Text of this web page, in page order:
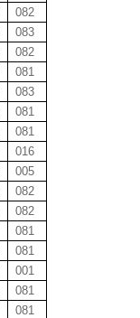
082
083
082
081
083
081
081
016
005
082
082
081
081
001
081
081